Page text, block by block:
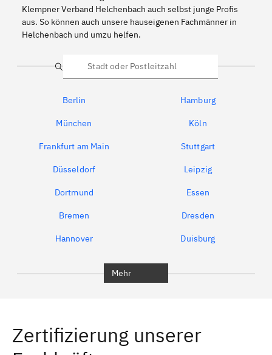
Klempner Verband Helchenbach auch selbst junge Profis
aus. So können auch unsere hauseigenen Fachmänner in
Helchenbach und umzu helfen.
Suche
Berlin Hamburg
München Köln
Frankfurt am Main Stuttgart
Düsseldorf Leipzig
Dortmund Essen
Bremen Dresden
Hannover Duisburg
Erlangen Bamberg
Mehr
Zertifizierung unserer